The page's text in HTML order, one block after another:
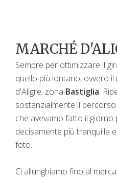
MARCHÉ
Sempre per ottimizzare il
quello più lontano, ovvero il
d'Aligre, zona Bastiglia.
sostanzialmente il
che avevamo fatto il giorno
decisamente più tranquilla
foto.
Ci allunghiamo fino al